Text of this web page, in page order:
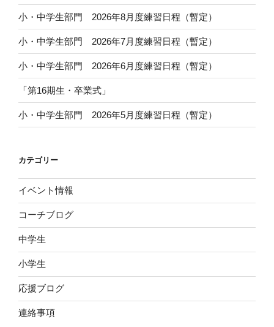
小・中学生部門 2026年8月度練習日程（暫定）
小・中学生部門 2026年7月度練習日程（暫定）
小・中学生部門 2026年6月度練習日程（暫定）
「第16期生・卒業式」
小・中学生部門 2026年5月度練習日程（暫定）
カテゴリー
イベント情報
コーチブログ
中学生
小学生
応援ブログ
連絡事項